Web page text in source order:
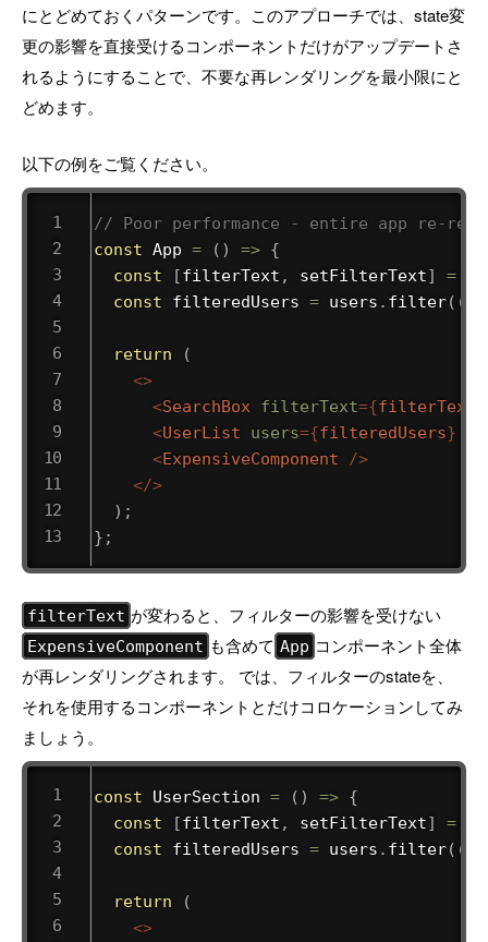
にとどめておくパターンです。このアプローチでは、state変
更の影響を直接受けるコンポーネントだけがアップデートさ
れるようにすることで、不要な再レンダリングを最小限にと
どめます。
以下の例をご覧ください。
// Poor performance - entire app re-
const App = ( ) => {
const
[filterText , setFilterText] =
const filteredUsers = users . filter( (
return
(
<>
<SearchBox filterText={filterText
<UserList users={filteredUsers}
<ExpensiveComponent
/>
</>
) ;
} ;
filterText が変わると、フィルターの影響を受けない
ExpensiveComponent も含めて App コンポーネント全体
が再レンダリングされます。 では、フィルターのstateを、
それを使用するコンポーネントとだけコロケーションしてみ
ましょう。
const UserSection = ( ) => {
const
[filterText , setFilterText] =
const filteredUsers = users . filter( (
return
(
<>